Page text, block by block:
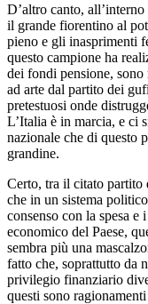
D’altro canto,
il grande fiorentino al
pieno e gli inasprimenti
questo campione ha
dei fondi pensione,
ad arte dal partito dei
pretestuosi onde
L’Italia è in marcia, e ci
nazionale che di questo
grandine.
Certo, tra il citato partito
che in un sistema
consenso con la spesa
economico del Paese,
sembra più una
fatto che, soprattutto da
privilegio finanziario
questi sono